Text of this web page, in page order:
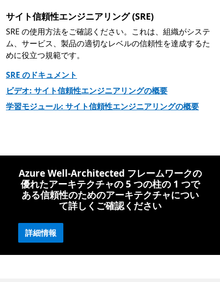
サイト信頼性エンジニアリング (SRE)
SRE の使用方法をご確認ください。これは、組織がシステ
ム、サービス、製品の適切なレベルの信頼性を達成するた
めに役立つ規範です。
SRE のドキュメント
ビデオ: サイト信頼性エンジニアリングの概要
学習モジュール: サイト信頼性エンジニアリングの概要
Azure Well-Architected フレームワークの
優れたアーキテクチャの 5 つの柱の 1 つで
ある信頼性のためのアーキテクチャについ
て詳しくご確認ください
詳細情報